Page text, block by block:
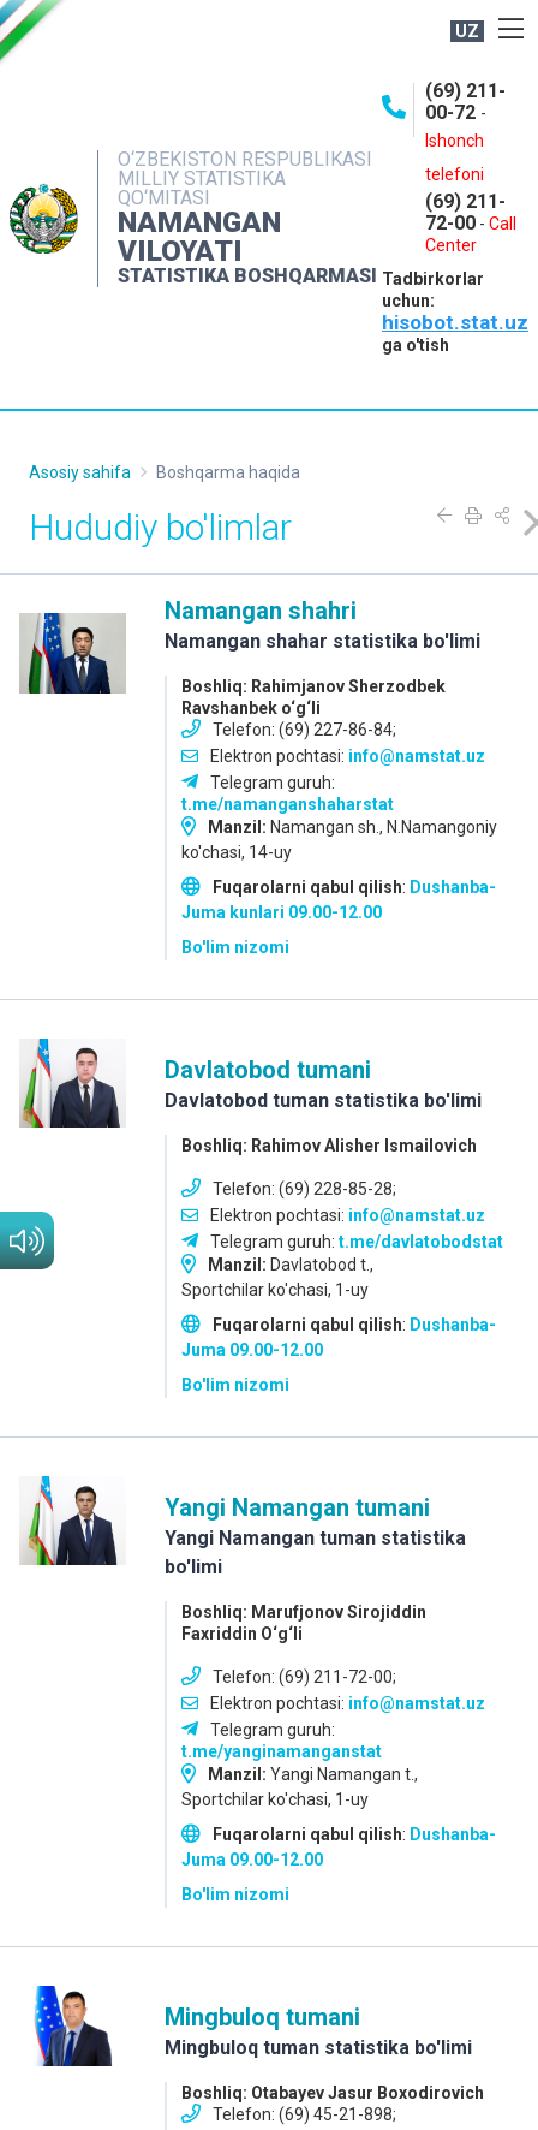
UZ
O‘ZBEKISTON RESPUBLIKASI
MILLIY STATISTIKA
QO‘MITASI
NAMANGAN
VILOYATI
STATISTIKA BOSHQARMASI
(69) 211-
00-72 -
Ishonch
telefoni
(69) 211-
72-00 - Call
Center
Tadbirkorlar
uchun:
hisobot.stat.uz
ga o'tish
NASHRLAR
INTERAKTIV XIZMATLAR
MATBUOT XIZMATI
MUROJAATLAR
Asosiy sahifa Boshqarma haqida
Hududiy bo'limlar
Namangan shahri
Namangan shahar statistika bo'limi
Boshliq: Rahimjanov Sherzodbek
Ravshanbek o‘g‘li
Telefon: (69) 227-86-84;
Elektron pochtasi: info@namstat.uz
Telegram guruh:
t.me/namanganshaharstat
Manzil: Namangan sh., N.Namangoniy
ko'chasi, 14-uy
Fuqarolarni qabul qilish: Dushanba-
Juma kunlari 09.00-12.00
Bo'lim nizomi
Davlatobod tumani
Davlatobod tuman statistika bo'limi
Boshliq: Rahimov Alisher Ismailovich
Telefon: (69) 228-85-28;
Elektron pochtasi: info@namstat.uz
Telegram guruh: t.me/davlatobodstat
Manzil: Davlatobod t.,
Sportchilar ko'chasi, 1-uy
Fuqarolarni qabul qilish: Dushanba-
Juma 09.00-12.00
Bo'lim nizomi
Yangi Namangan tumani
Yangi Namangan tuman statistika
bo'limi
Boshliq: Marufjonov Sirojiddin
Faxriddin O‘g‘li
Telefon: (69) 211-72-00;
Elektron pochtasi: info@namstat.uz
Telegram guruh:
t.me/yanginamanganstat
Manzil: Yangi Namangan t.,
Sportchilar ko'chasi, 1-uy
Fuqarolarni qabul qilish: Dushanba-
Juma 09.00-12.00
Bo'lim nizomi
Mingbuloq tumani
Mingbuloq tuman statistika bo'limi
Boshliq: Otabayev Jasur Boxodirovich
Telefon: (69) 45-21-898;